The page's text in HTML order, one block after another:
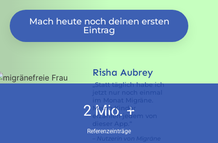
Mach heute noch deinen ersten
Eintrag
Risha Aubrey
„Statt täglich habe ich
jetzt nur noch einmal
im Monat Migräne.
Meine Kinder
erzählen jedem von
dieser App.“
– Nutzerin von Migräne
2 Mio. +
Referenzeinträge